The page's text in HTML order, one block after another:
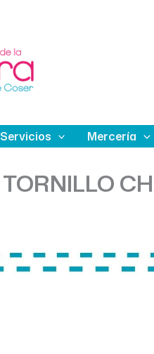
Servicios Mercería
TORNILLO